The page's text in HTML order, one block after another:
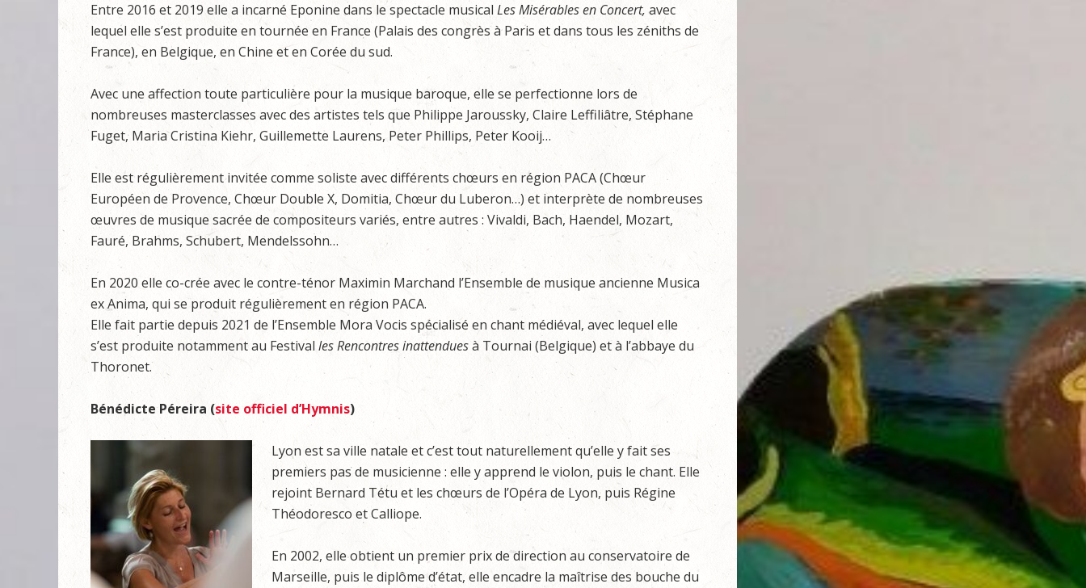
Entre 2016 et 2019 elle a incarné Eponine dans le spectacle musical Les Misérables en Concert, avec
lequel elle s’est produite en tournée en France (Palais des congrès à Paris et dans tous les zéniths de
France), en Belgique, en Chine et en Corée du sud.
Avec une affection toute particulière pour la musique baroque, elle se perfectionne lors de
nombreuses masterclasses avec des artistes tels que Philippe Jaroussky, Claire Leffiliâtre, Stéphane
Fuget, Maria Cristina Kiehr, Guillemette Laurens, Peter Phillips, Peter Kooij…
Elle est régulièrement invitée comme soliste avec différents chœurs en région PACA (Chœur
Européen de Provence, Chœur Double X, Domitia, Chœur du Luberon…) et interprète de nombreuses
œuvres de musique sacrée de compositeurs variés, entre autres : Vivaldi, Bach, Haendel, Mozart,
Fauré, Brahms, Schubert, Mendelssohn…
En 2020 elle co-crée avec le contre-ténor Maximin Marchand l’Ensemble de musique ancienne Musica
ex Anima, qui se produit régulièrement en région PACA.
Elle fait partie depuis 2021 de l’Ensemble Mora Vocis spécialisé en chant médiéval, avec lequel elle
s’est produite notamment au Festival les Rencontres inattenduesà Tournai (Belgique) et à l’abbaye du
Thoronet.
Bénédicte Péreira (site officiel d’Hymnis)
Lyon est sa ville natale et c’est tout naturellement qu’elle y fait ses
premiers pas de musicienne : elle y apprend le violon, puis le chant. Elle
rejoint Bernard Tétu et les chœurs de l’Opéra de Lyon, puis Régine
Théodoresco et Calliope.
En 2002, elle obtient un premier prix de direction au conservatoire de
Marseille, puis le diplôme d’état, elle encadre la maîtrise des bouche du